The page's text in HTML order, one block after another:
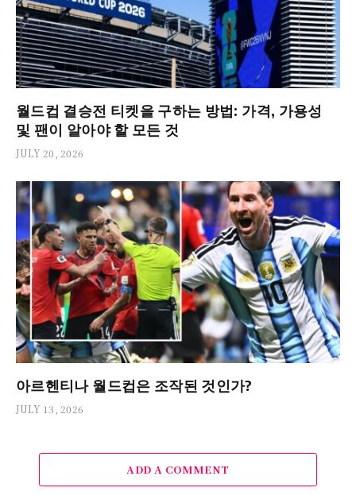
월드컵 결승전 티켓을 구하는 방법: 가격, 가용성
및 팬이 알아야 할 모든 것
JULY 20, 2026
아르헨티나 월드컵은 조작된 것인가?
JULY 13, 2026
ADD A COMMENT